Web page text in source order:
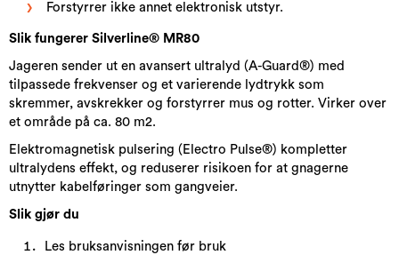
Forstyrrer ikke annet elektronisk utstyr.
Slik fungerer Silverline® MR80
Jageren sender ut en avansert ultralyd (A-Guard®) med
tilpassede frekvenser og et varierende lydtrykk som
skremmer, avskrekker og forstyrrer mus og rotter. Virker over
et område på ca. 80 m2.
Elektromagnetisk pulsering (Electro Pulse®) kompletter
ultralydens effekt, og reduserer risikoen for at gnagerne
utnytter kabelføringer som gangveier.
Slik gjør du
Les bruksanvisningen før bruk